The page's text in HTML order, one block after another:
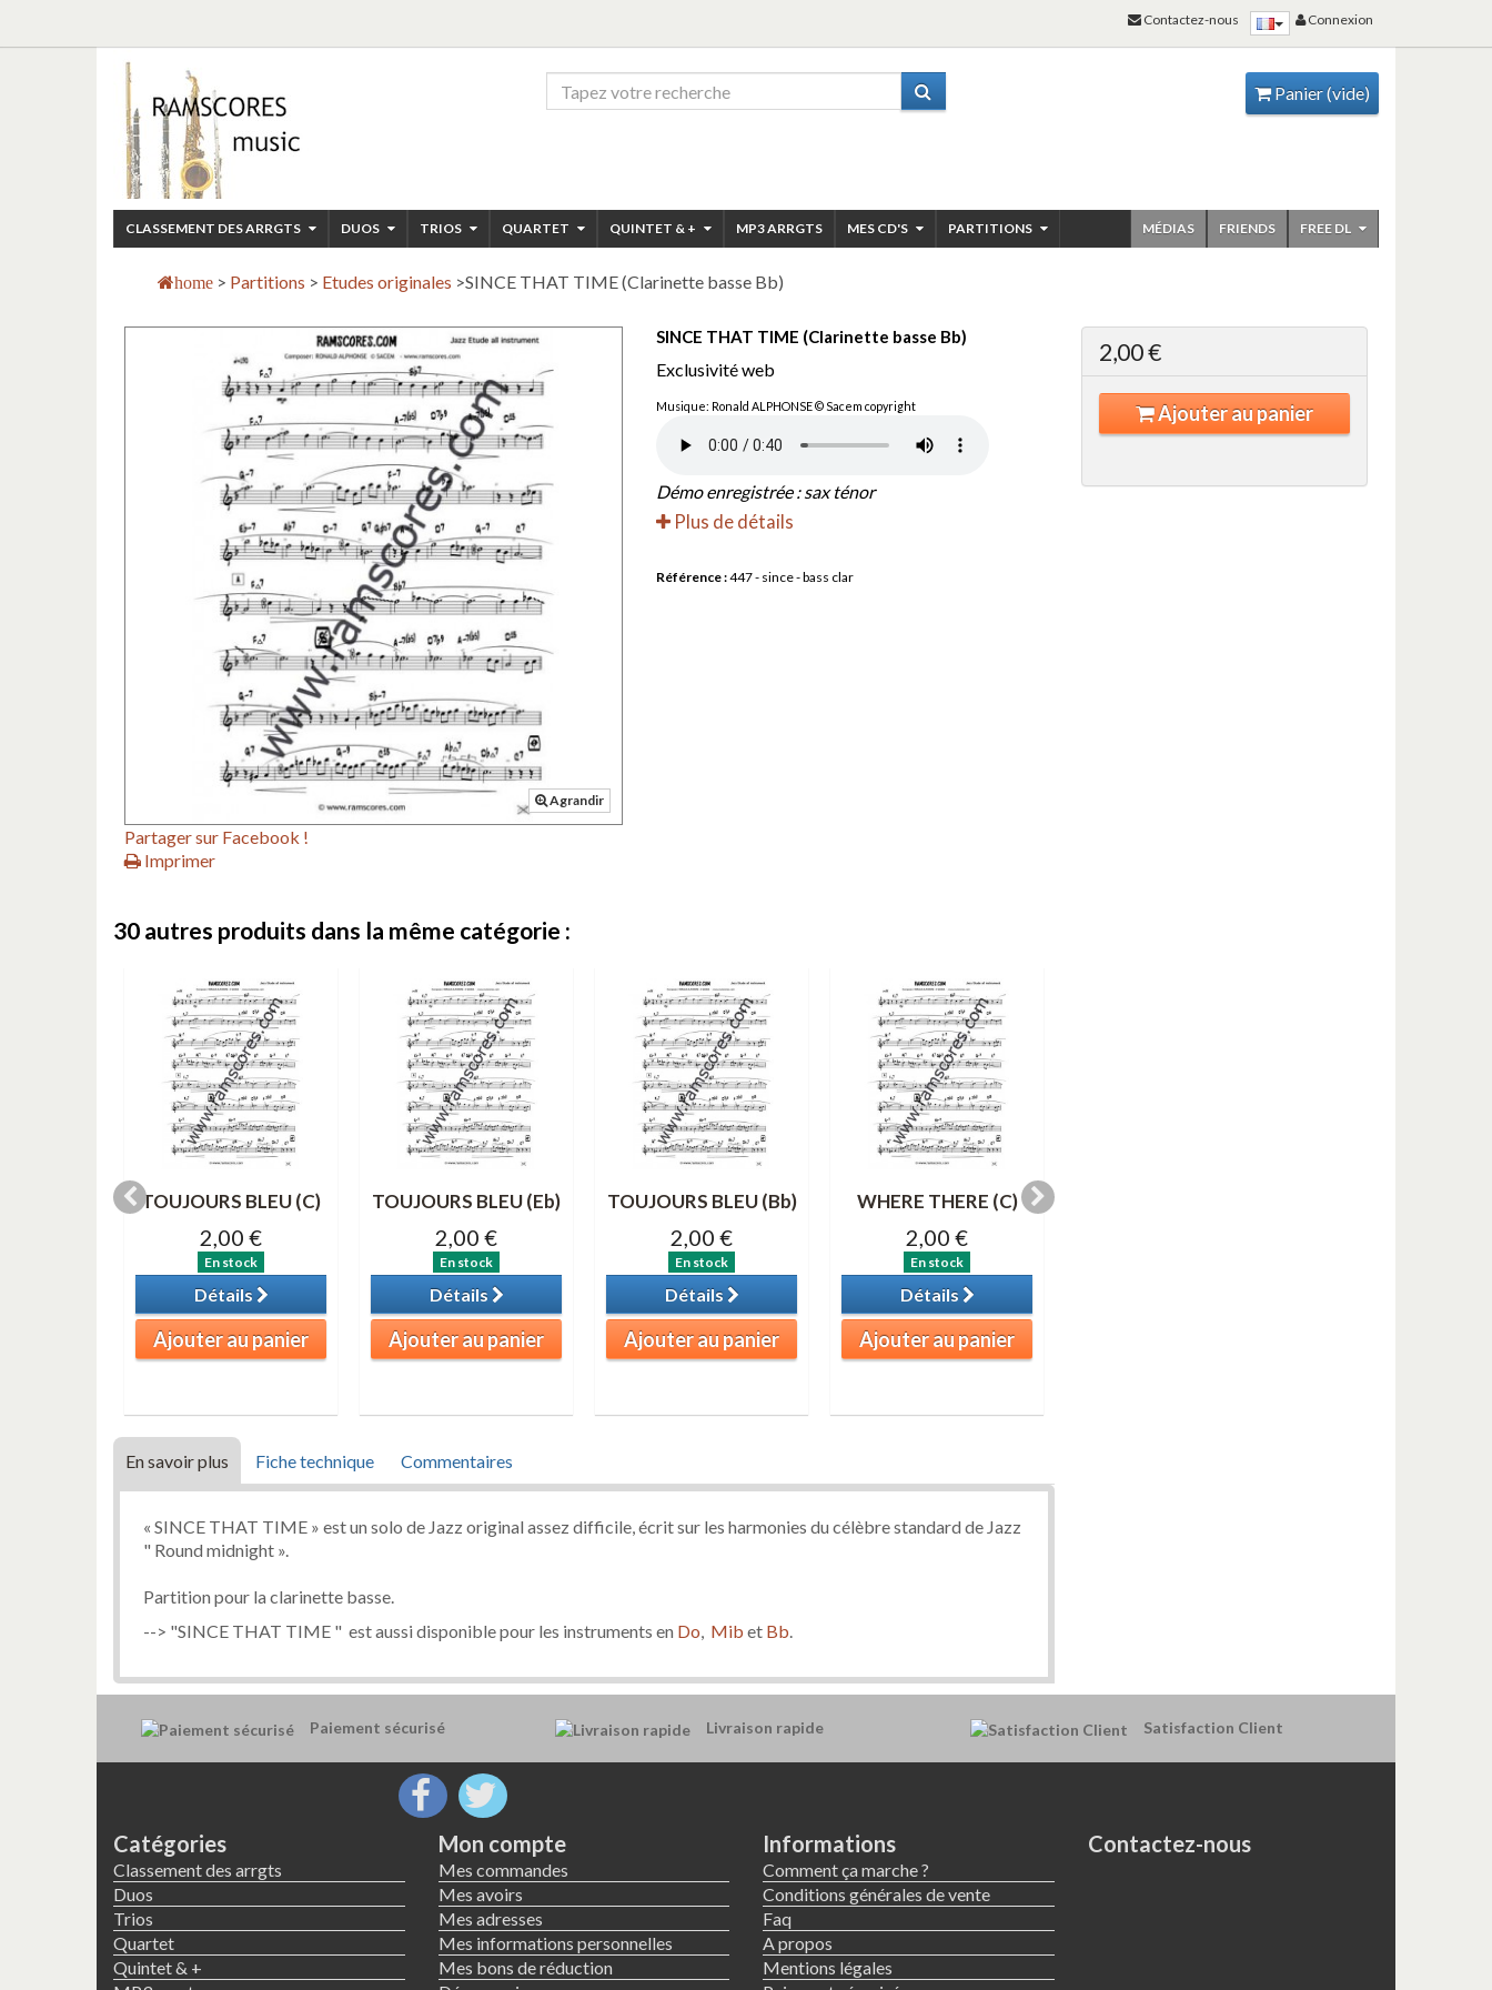
Panier(vide)
CLASSEMENT DES ARRGTS DUOS TRIOS QUARTET QUINTET & + MP3 ARRGTS MES CD'S PARTITIONS FREE DL
FRIENDS
MÉDIAS
home > Partitions > Etudes originales >SINCE THAT TIME (Clarinette basse Bb)
Agrandir
Partager sur Facebook !
Imprimer
SINCE THAT TIME (Clarinette basse Bb)
Exclusivité web
Musique: Ronald ALPHONSE © Sacem copyright
Démo enregistrée : sax ténor
Plus de détails
Référence :447 - since - bass clar
2,00 €
Ajouter au panier
30 autres produits dans la même catégorie :
TOUJOURS BLEU (C)
2,00 €
En stock
Détails
Ajouter au panier
TOUJOURS BLEU (Eb)
2,00 €
En stock
Détails
Ajouter au panier
TOUJOURS BLEU (Bb)
2,00 €
En stock
Détails
Ajouter au panier
WHERE THERE (C)
2,00 €
En stock
Détails
Ajouter au panier
En savoir plus Fiche technique Commentaires
« SINCE THAT TIME » est un solo de Jazz original assez difficile, écrit sur les harmonies du célèbre standard de Jazz
" Round midnight ».
Partition pour la clarinette basse.
--> "SINCE THAT TIME " est aussi disponible pour les instruments en Do, Mib et Bb.
Paiement sécurisé Livraison rapide Satisfaction Client
Catégories
Classement des arrgts
Duos
Trios
Quartet
Quintet & +
Mon compte
Mes commandes
Mes avoirs
Mes adresses
Mes informations personnelles
Mes bons de réduction
Informations
Comment ça marche ?
Conditions générales de vente
Faq
A propos
Mentions légales
Contactez-nous
Connexion
Contactez-nous